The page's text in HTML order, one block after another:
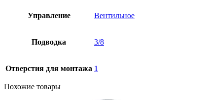
Управление Вентильное
Подводка 3/8
Отверстия для монтажа 1
Похожие товары